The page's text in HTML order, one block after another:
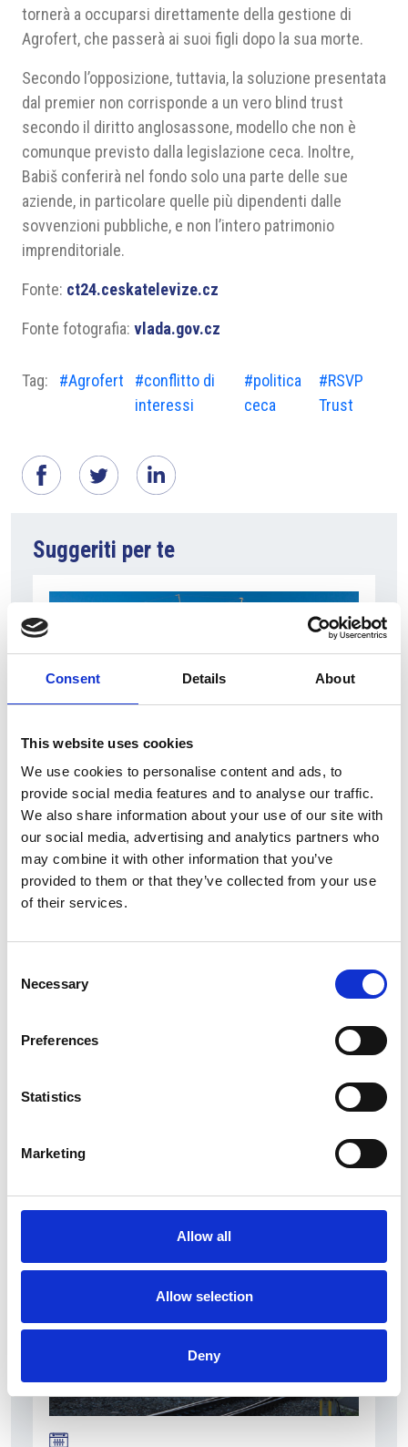
Consent Details About
This website uses cookies
We use cookies to personalise content and ads, to
provide social media features and to analyse our traffic.
We also share information about your use of our site with
our social media, advertising and analytics partners who
may combine it with other information that you’ve
provided to them or that they’ve collected from your use
of their services.
Selection
Necessary
Preferences
Statistics
Marketing
Allow all
Allow selection
Deny
tornerà a occuparsi direttamente della gestione di
Agrofert, che passerà ai suoi figli dopo la sua morte.
Secondo l’opposizione, tuttavia, la soluzione presentata
dal premier non corrisponde a un vero blind trust
secondo il diritto anglosassone, modello che non è
comunque previsto dalla legislazione ceca. Inoltre,
Babiš conferirà nel fondo solo una parte delle sue
aziende, in particolare quelle più dipendenti dalle
sovvenzioni pubbliche, e non l’intero patrimonio
imprenditoriale.
Fonte: ct24.ceskatelevize.cz
Fonte fotografia: vlada.gov.cz
Tag: #Agrofert
#conflitto di
interessi
#politica
ceca
#RSVP
Trust
Suggeriti per te
Nel primo semestre è aumentata fortemente la
costruzione di nuove abitazioni
La Škoda avvia la produzione del suo SUV Peaq